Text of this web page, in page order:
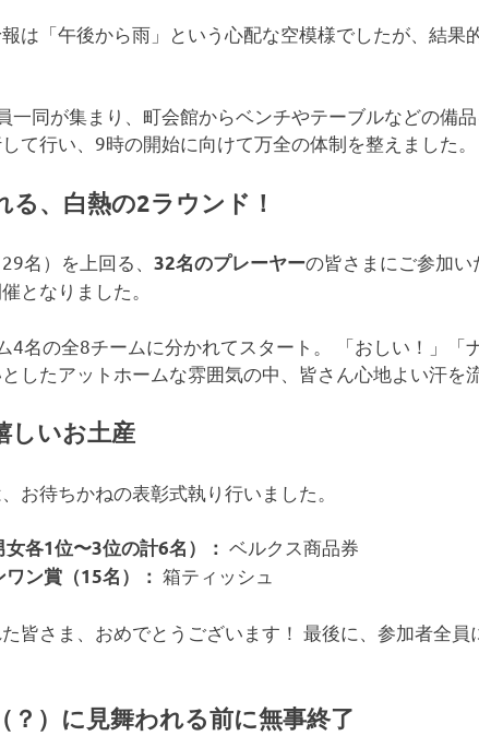
は「午後から雨」という心配な空模様でしたが、結果
一同が集まり、町会館からベンチやテーブルなどの備
て行い、9時の開始に向けて万全の体制を整えました。
る、白熱の2ラウンド！
名）を上回る、 32名のプレーヤーの皆さまにご参加
となりました。
4名の全8チームに分かれてスタート。 「おしい！」
したアットホームな雰囲気の中、皆さん心地よい汗を
しいお土産
お待ちかねの表彰式執り行いました。
各1位〜3位の計6名）： ベルクス商品券
ン賞（15名）： 箱ティッシュ
皆さま、おめでとうございます！ 最後に、参加者全
？）に見舞われる前に無事終了